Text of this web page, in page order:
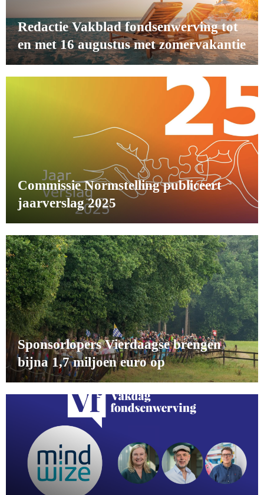
Redactie Vakblad fondsenwerving tot
en met 16 augustus met zomervakantie
Commissie Normstelling publiceert
jaarverslag 2025
Sponsorlopers Vierdaagse brengen
bijna 1,7 miljoen euro op